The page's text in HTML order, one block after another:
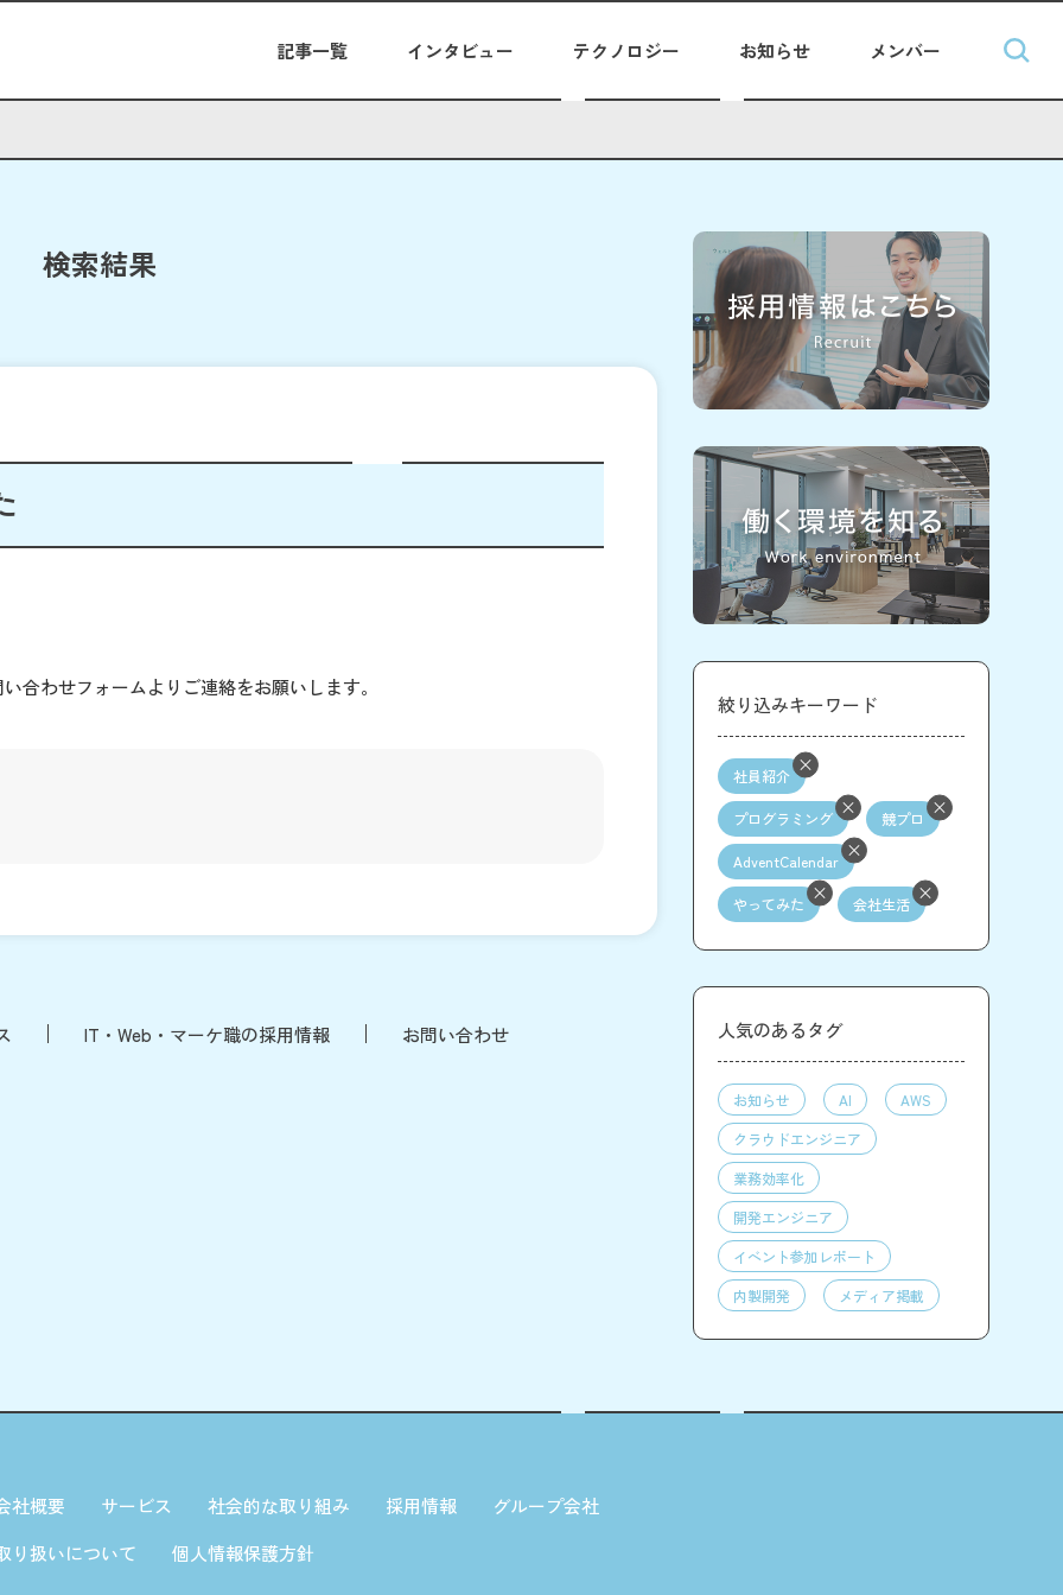
記事一覧 インタビュー テクノロジー お知らせ メンバー
検索結果
合わせフォームよりご連絡をお願いします。
IT・Web・マーケ職の採用情報 お問い合わせ
絞り込みキーワード
社員紹介
プログラミング 競プロ
AdventCalendar
やってみた 会社生活
人気のあるタグ
お知らせ AI
AWS
クラウドエンジニア
業務効率化
開発エンジニア
イベント参加レポート
内製開発
メディア掲載
社概要 サービス 社会的な取り組み 採用情報
グループ会社
り扱いについて
個人情報保護方針